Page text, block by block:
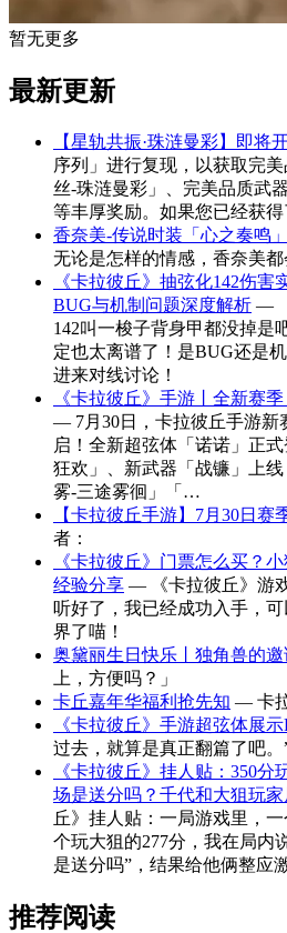
暂无更多
最新更新
【星轨共振·珠涟曼彩】即将
序列」进行复现，以获取完
丝-珠涟曼彩」、完美品质武
等丰厚奖励。如果您已经获
香奈美-传说时装「心之奏鸣」
无论是怎样的情感，香奈美
《卡拉彼丘》抽弦化142伤害
BUG与机制问题深度解析 —
142叫一梭子背身甲都没掉是
定也太离谱了！是BUG还是
进来对线讨论！
《卡拉彼丘》手游丨全新赛
— 7月30日，卡拉彼丘手游新
启！全新超弦体「诺诺」正
狂欢」、新武器「战镰」上
雾-三途雾徊」「…
【卡拉彼丘手游】7月30日赛
者：
《卡拉彼丘》门票怎么买？
经验分享 — 《卡拉彼丘》游
听好了，我已经成功入手，
界了喵！
奥黛丽生日快乐丨独角兽的邀
上，方便吗？」
卡丘嘉年华福利抢先知 — 卡
《卡拉彼丘》手游超弦体展
过去，就算是真正翻篇了吧。
《卡拉彼丘》挂人贴：350
场是送分吗？千代和大狙玩
丘》挂人贴：一局游戏里，
个玩大狙的277分，我在局内
是送分吗”，结果给他俩整应
推荐阅读